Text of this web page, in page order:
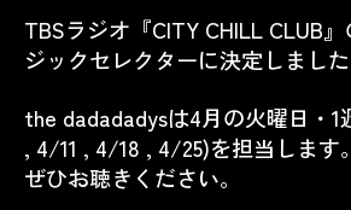
TBSラジオ『CITY CHILL CLUB
ジックセレクターに決定しました
the dadadadysは4月の火曜日・
, 4/11 , 4/18 , 4/25)を担当します。
ぜひお聴きください。